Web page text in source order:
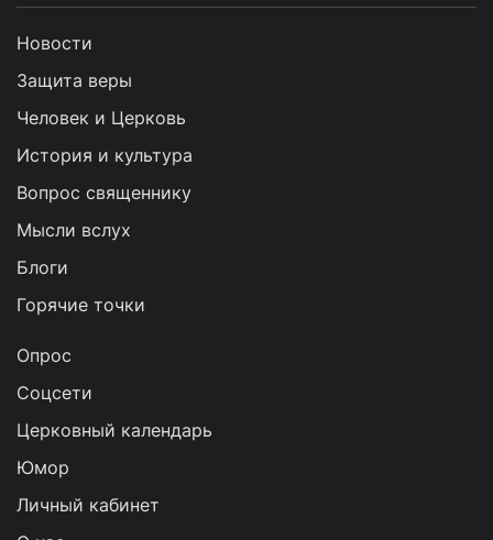
Новости
Защита веры
Человек и Церковь
История и культура
Вопрос священнику
Мысли вслух
Блоги
Горячие точки
Опрос
Cоцсети
Церковный календарь
Юмор
Личный кабинет